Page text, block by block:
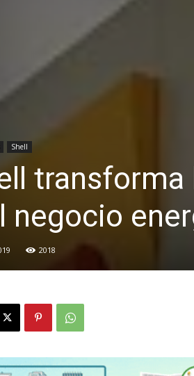
Shell
negocio
2018